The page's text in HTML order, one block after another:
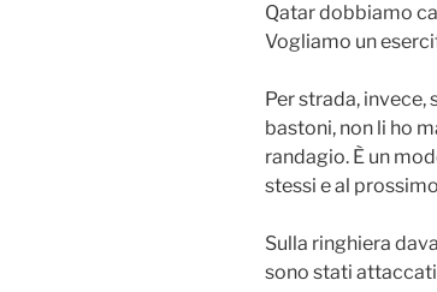
Qatar dobbiamo
Vogliamo un
Per strada,
bastoni, non li ho
randagio. È un
stessi e al
Sulla ringhiera
sono stati attaccati